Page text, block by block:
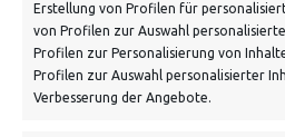
Erstellung von Profilen für
von Profilen zur Auswahl
Profilen zur Personalisierung von
Profilen zur Auswahl personalisierter
Verbesserung der Angebote.